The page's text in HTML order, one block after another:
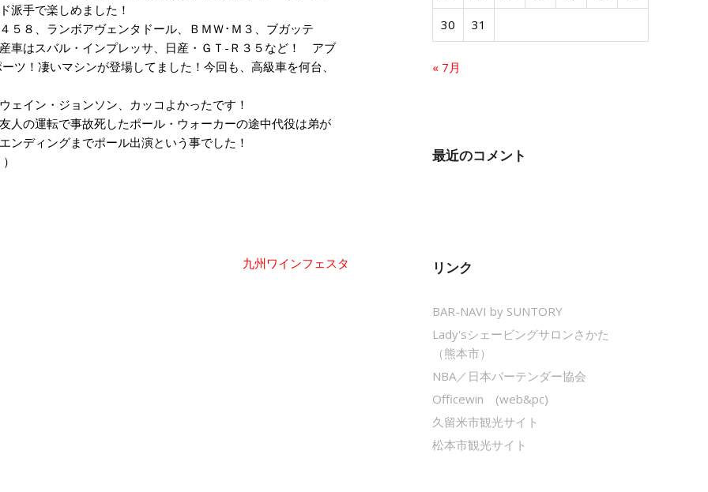
派手で楽しめました！
５８、ランボアヴェンタドール、ＢＭＷ･Ｍ３、ブガッテ
車はスバル・インプレッサ、日産・ＧＴ-Ｒ３５など！ アブ
ツ！凄いマシンが登場してました！今回も、高級車を何台、
ェイン・ジョンソン、カッコよかったです！
人の運転で事故死したポール・ウォーカーの途中代役は弟が
ンディングまでポール出演という事でした！
九州ワインフェスタ
30 31
« 7月
最近のコメント
リンク
BAR-NAVI by SUNTORY
Lady'sシェービングサロンさかた
（熊本市）
NBA／日本バーテンダー協会
Officewin (web&pc)
久留米市観光サイト
松本市観光サイト